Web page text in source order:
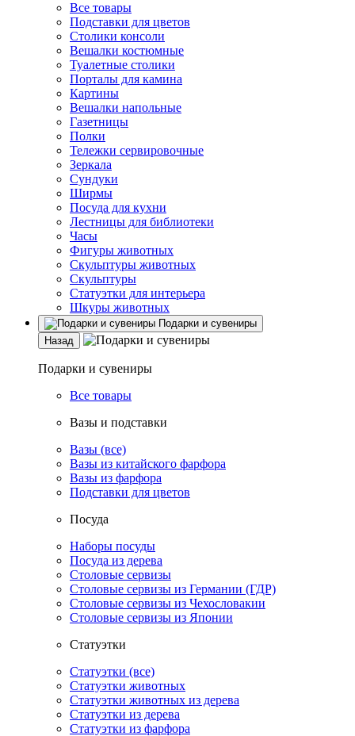
Все товары
Подставки для цветов
Столики консоли
Вешалки костюмные
Туалетные столики
Порталы для камина
Картины
Вешалки напольные
Газетницы
Полки
Тележки сервировочные
Зеркала
Сундуки
Ширмы
Посуда для кухни
Лестницы для библиотеки
Часы
Фигуры животных
Скульптуры животных
Скульптуры
Статуэтки для интерьера
Шкуры животных
Подарки и сувениры
Назад
Подарки и сувениры
Все товары
Вазы и подставки
Вазы (все)
Вазы из китайского фарфора
Вазы из фарфора
Подставки для цветов
Посуда
Наборы посуды
Посуда из дерева
Столовые сервизы
Столовые сервизы из Германии (ГДР)
Столовые сервизы из Чехословакии
Столовые сервизы из Японии
Статуэтки
Статуэтки (все)
Статуэтки животных
Статуэтки животных из дерева
Статуэтки из дерева
Статуэтки из фарфора